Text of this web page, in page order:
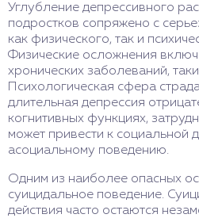
Углубление депрессивного
подростков сопряжено с
как физического, так и
Физические осложнения
хронических заболеваний,
Психологическая сфера
длительная депрессия
когнитивных функциях,
может привести к социальной
асоциальному поведению.
Одним из наиболее опасных
суицидальное поведение.
действия часто остаются